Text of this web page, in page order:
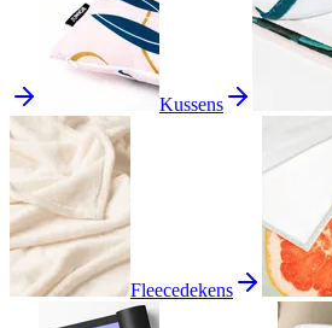
Kussens
Fleecedekens